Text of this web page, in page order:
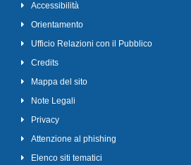
Accessibilità
Orientamento
Ufficio Relazioni con il Pubblico
Credits
Mappa del sito
Note Legali
Privacy
Attenzione al phishing
Elenco siti tematici